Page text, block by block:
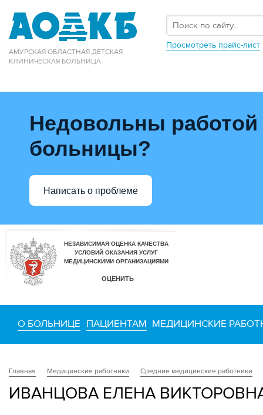
АМУРСКАЯ ОБЛАСТНАЯ ДЕТСКАЯ
КЛИНИЧЕСКАЯ БОЛЬНИЦА
Просмотреть прайс-лист
Недовольны работой
больницы?
Написать о проблеме
О БОЛЬНИЦЕ ПАЦИЕНТАМ МЕДИЦИНСКИЕ
Главная Медицинские работники Средние медицинские работники
ИВАНЦОВА ЕЛЕНА